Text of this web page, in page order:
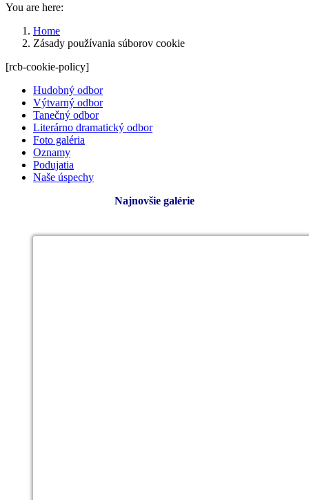
You are here:
Home
Zásady používania súborov cookie
[rcb-cookie-policy]
Hudobný odbor
Výtvarný odbor
Tanečný odbor
Literárno dramatický odbor
Foto galéria
Oznamy
Podujatia
Naše úspechy
Najnovšie galérie